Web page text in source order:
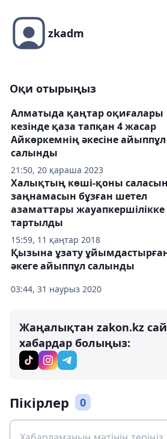
zkadm
Оқи отырыңыз
21:50, 20 қараша 2023
Алматыда қаңтар оқиғалары
кезінде қаза тапқан 4 жасар
Айкөркемнің әкесіне айыппұл
салынды
15:59, 11 қаңтар 2018
Халықтың көші-қоны
заңнамасын бұзған шетел
азаматтары жауапкершілікке
тартылды
03:44, 31 наурыз 2020
Қызына ұзату
әкеге айыппұл салынды
Жаңалықтан zakon.kz
хабардар болыңыз:
Пікірлер 0